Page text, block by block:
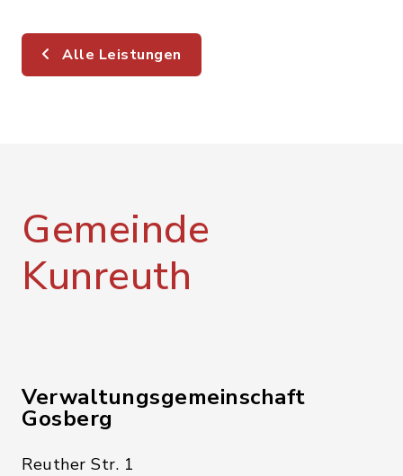
Alle Leistungen
Gemeinde
Kunreuth
Verwaltungsgemeinschaft
Gosberg
Reuther Str. 1